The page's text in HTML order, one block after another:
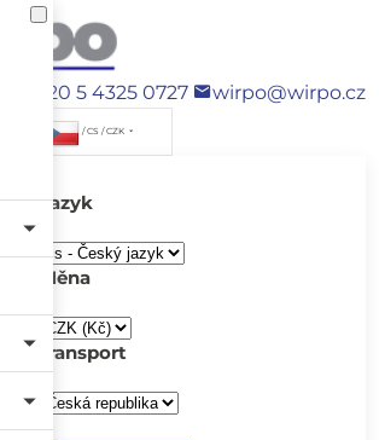
+420 5 4325 0727 wirpo@wirpo.cz
/ CS / CZK
Jazyk
Měna
transport